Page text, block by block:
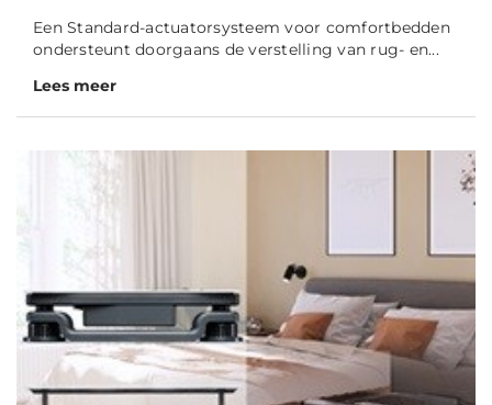
Een Standard-actuatorsysteem voor comfortbedden
ondersteunt doorgaans de verstelling van rug- en...
Lees meer